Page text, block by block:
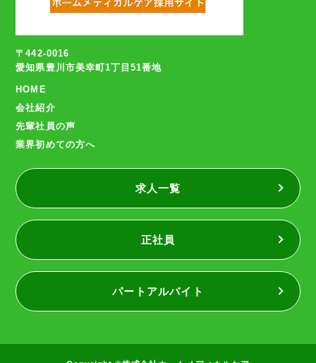
〒442-0016
愛知県豊川市美幸町1丁目51番地
HOME
会社紹介
先輩社員の声
業界初めての方へ
求人一覧
正社員
パートアルバイト